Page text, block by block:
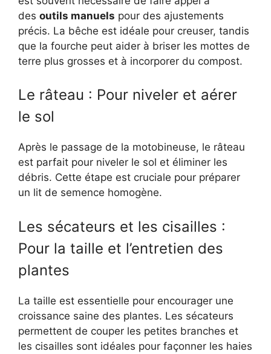
des outils manuels pour des ajustements
précis. La bêche est idéale pour creuser, tandis
que la fourche peut aider à briser les mottes de
terre plus grosses et à incorporer du compost.
Le râteau : Pour niveler et aérer
le sol
Après le passage de la motobineuse, le râteau
est parfait pour niveler le sol et éliminer les
débris. Cette étape est cruciale pour préparer
un lit de semence homogène.
Les sécateurs et les cisailles :
Pour la taille et l’entretien des
plantes
La taille est essentielle pour encourager une
croissance saine des plantes. Les sécateurs
permettent de couper les petites branches et
les cisailles sont idéales pour façonner les haies